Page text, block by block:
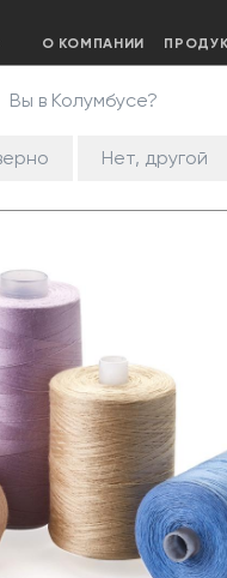
Вы в Колумбусе?
Нет, другой
О КОМПАНИИ